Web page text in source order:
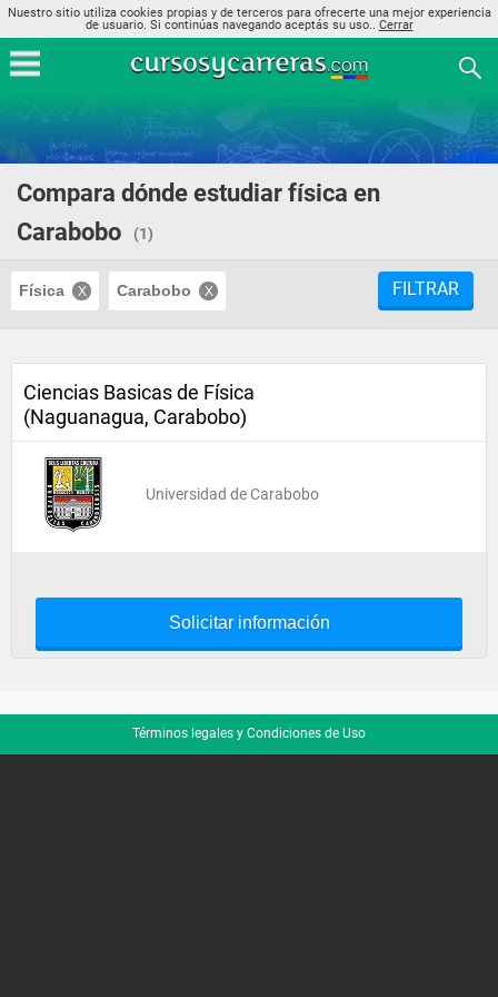
Nuestro sitio utiliza cookies propias y de terceros para ofrecerte una mejor experiencia
de usuario. Si continúas navegando aceptás su uso.. Cerrar
Compara dónde estudiar física en
Carabobo
(1)
Física Carabobo FILTRAR
Ciencias Basicas de Física
(Naguanagua, Carabobo)
Universidad de Carabobo
Solicitar información
Términos legales y Condiciones de Uso